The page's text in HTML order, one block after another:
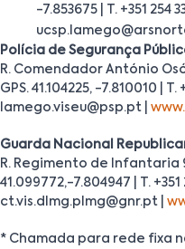
-7.853675 | T. +351 254
Polícia de Segurança
R. Comendador António
GPS. 41.104225, -7.810010 | T.
lamego.viseu@psp.pt |
Guarda Nacional
R. Regimento de Infantaria
41.099772,-7.804947 | T. +351
ct.vis.dlmg.plmg@gnr.pt |
* Chamada para rede fixa